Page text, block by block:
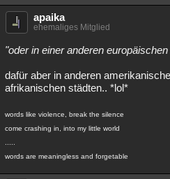
apaika
ehemaliges Mitglied
"oder in einer anderen
dafür aber in anderen
afrikanischen städten.. *lol*
words like violence, break the silence
come crashing in, into my little world
words are meaningless and forgetable